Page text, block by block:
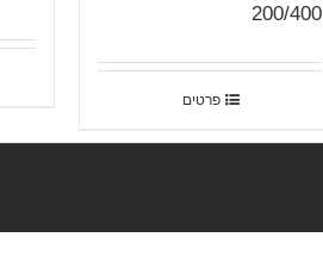
200/400
פרטים